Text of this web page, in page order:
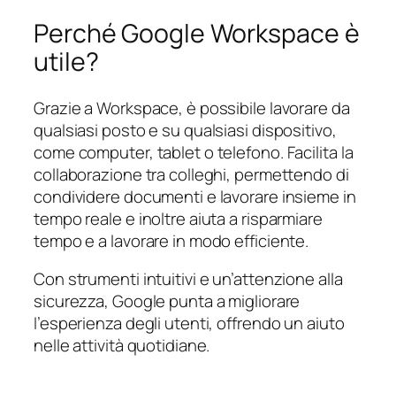
Perché Google Workspace è
utile?
Grazie a Workspace, è possibile lavorare da
qualsiasi posto e su qualsiasi dispositivo,
come computer, tablet o telefono. Facilita la
collaborazione tra colleghi, permettendo di
condividere documenti e lavorare insieme in
tempo reale e inoltre aiuta a risparmiare
tempo e a lavorare in modo efficiente.
Con strumenti intuitivi e un’attenzione alla
sicurezza, Google punta a migliorare
l’esperienza degli utenti, offrendo un aiuto
nelle attività quotidiane.